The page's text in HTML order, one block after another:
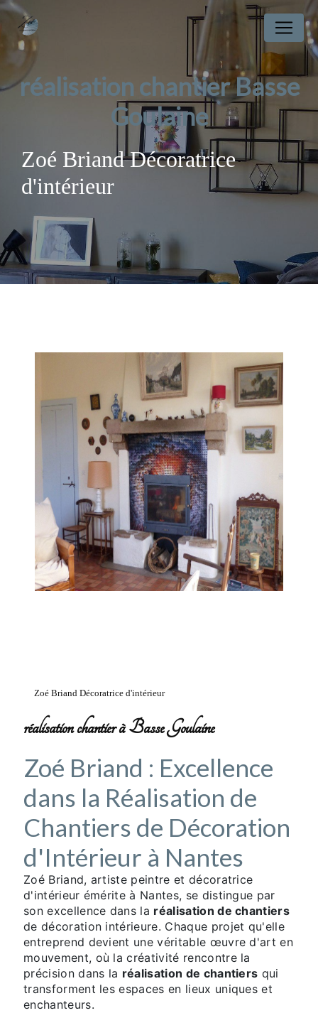
réalisation chantier Basse
Goulaine
Zoé Briand Décoratrice
d'intérieur
Zoé Briand Décoratrice d'intérieur
réalisation chantier à Basse Goulaine
Zoé Briand : Excellence
dans la Réalisation de
Chantiers de Décoration
d'Intérieur à Nantes
Zoé Briand, artiste peintre et décoratrice
d'intérieur émérite à Nantes, se distingue par
son excellence dans la réalisation de chantiers
de décoration intérieure. Chaque projet qu'elle
entreprend devient une véritable œuvre d'art en
mouvement, où la créativité rencontre la
précision dans la réalisation de chantiers qui
transforment les espaces en lieux uniques et
enchanteurs.
Panneau de gestion des cookies